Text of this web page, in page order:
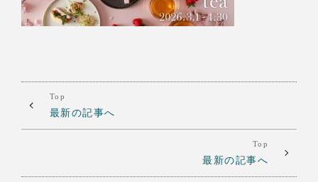
Top
最新の記事へ
Top
最新の記事へ